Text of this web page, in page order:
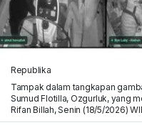
Republika
Tampak dalam tangkapan
Sumud Flotilla, Ozgurluk, yang
Rifan Billah, Senin (18/5/2026)